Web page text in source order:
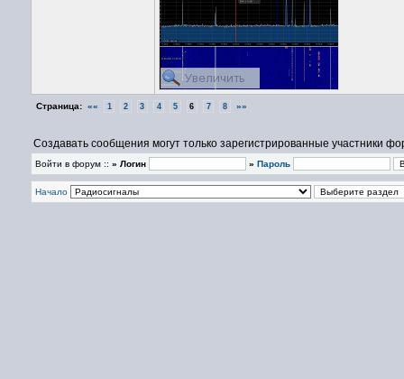
Страница: «« 1 2 3 4 5 6 7 8 »»
Создавать сообщения могут только зарегистрированные участники
Войти в форум :: » Логин » Пароль
Начало